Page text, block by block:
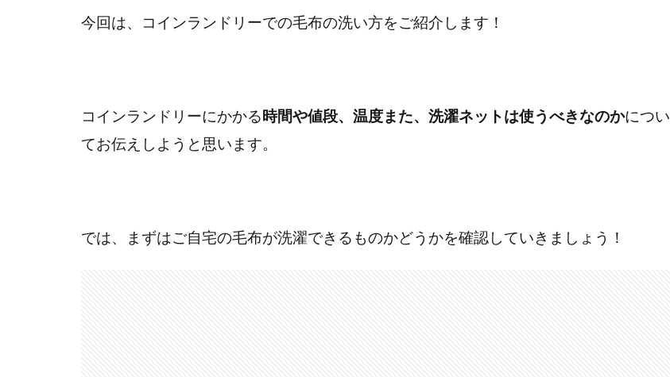
今回は、コインランドリーでの毛布の洗い方をご紹介します！
コインランドリーにかかる時間や値段、温度また、洗濯ネットは使うべきなのかについ
てお伝えしようと思います。
では、まずはご自宅の毛布が洗濯できるものかどうかを確認していきましょう！